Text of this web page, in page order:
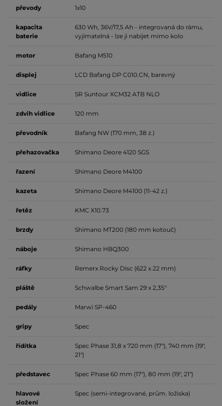
převody 1x10
kapacita
baterie
630 Wh, 36V/17,5 Ah - integrovaná do rámu,
vyjímatelná - lze ji nabíjet mimo kolo
motor Bafang M510
displej LCD Bafang DP C010.CN, barevný
vidlice SR Suntour XCM32 ATB NLO
zdvih vidlice 120 mm
převodník Bafang NW (170 mm, 38 z.)
přehazovačka Shimano Deore 4120 SGS
řazení Shimano Deore M4100
kazeta Shimano Deore M4100 (11-42 z.)
řetěz KMC X10.73
brzdy Shimano MT200 (180 mm kotouč)
náboje Shimano HBQ300
ráfky Remerx Rocky Disc (622 x 22 mm)
pláště Schwalbe Smart Sam 29 x 2,35"
pedály Marwi SP-460
gripy Spec
řídítka
Spec Phase 31,8 x 720 mm (17"), 740 mm (19",
21")
představec Spec Phase 60 mm (17"), 80 mm (19", 21")
hlavové
složení
Spec (semi-integrované, prům. ložiska)